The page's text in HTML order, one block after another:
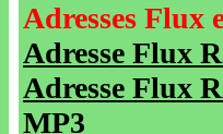
Adresses Flux
Adresse Flux
Adresse Flux
MP3